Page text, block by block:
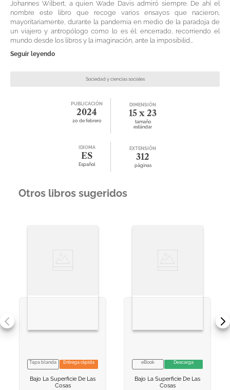
Johannes Wilbert, a quien Wade Davis admiró siempre. De ahí el
nombre este libro que recoge varios ensayos que nacieron,
mayoritariamente, durante la pandemia en medio de la paradoja de
un viajero y antropólogo como lo es él: encerrado, recorriendo el
mundo desde los libros y la imaginación, ante la imposibilid...
Seguir leyendo
Sociedad y ciencias sociales
PUBLICACIÓN
2024
20 de febrero
DIMENSIÓN
15 x 23
tamaño
estándar
IDIOMA
ES
Español
EXTENSIÓN
312
páginas
Otros libros sugeridos
VER INFORMACION
AGREGAR AL
Tapa blanda Entrega rápida
Bajo La Superficie De Las
Cosas
VER INFORMACION
AGREGAR AL
eBook Descarga
Bajo La Superficie De Las
Cosas